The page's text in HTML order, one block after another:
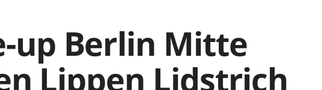
up Berlin Mitte
Lippen Lidstrich